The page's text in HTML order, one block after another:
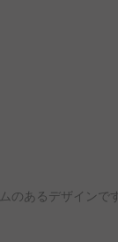
あるデザインで